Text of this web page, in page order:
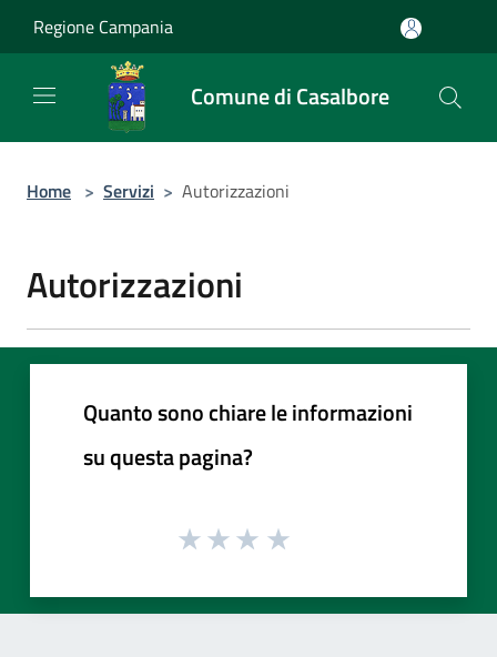
Regione Campania
Comune di Casalbore
Home > Servizi > Autorizzazioni
Autorizzazioni
Quanto sono chiare le informazioni
su questa pagina?